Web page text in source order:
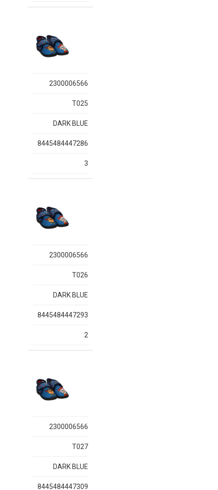
2300006566
T025
DARK BLUE
8445484447286
3
2300006566
T026
DARK BLUE
8445484447293
2
2300006566
T027
DARK BLUE
8445484447309